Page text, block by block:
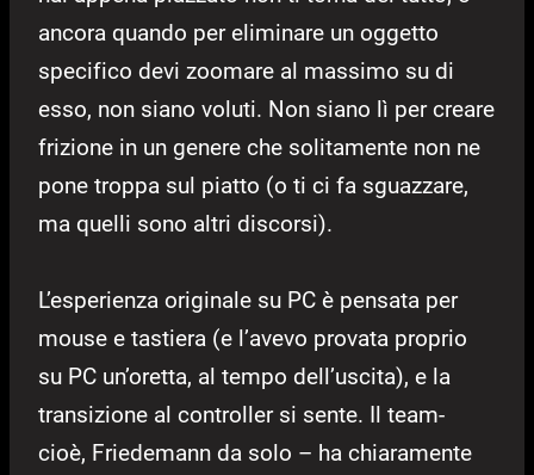
ancora quando per eliminare un oggetto
specifico devi zoomare al massimo su di
esso, non siano voluti. Non siano lì per creare
frizione in un genere che solitamente non ne
pone troppa sul piatto (o ti ci fa sguazzare,
ma quelli sono altri discorsi).
L’esperienza originale su PC è pensata per
mouse e tastiera (e l’avevo provata proprio
su PC un’oretta, al tempo dell’uscita), e la
transizione al controller si sente. Il team-
cioè, Friedemann da solo – ha chiaramente